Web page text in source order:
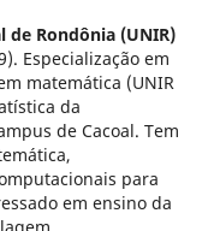
de Rondônia (UNIR)
Especialização em
matemática (UNIR
da
de Cacoal. Tem
para
em ensino da